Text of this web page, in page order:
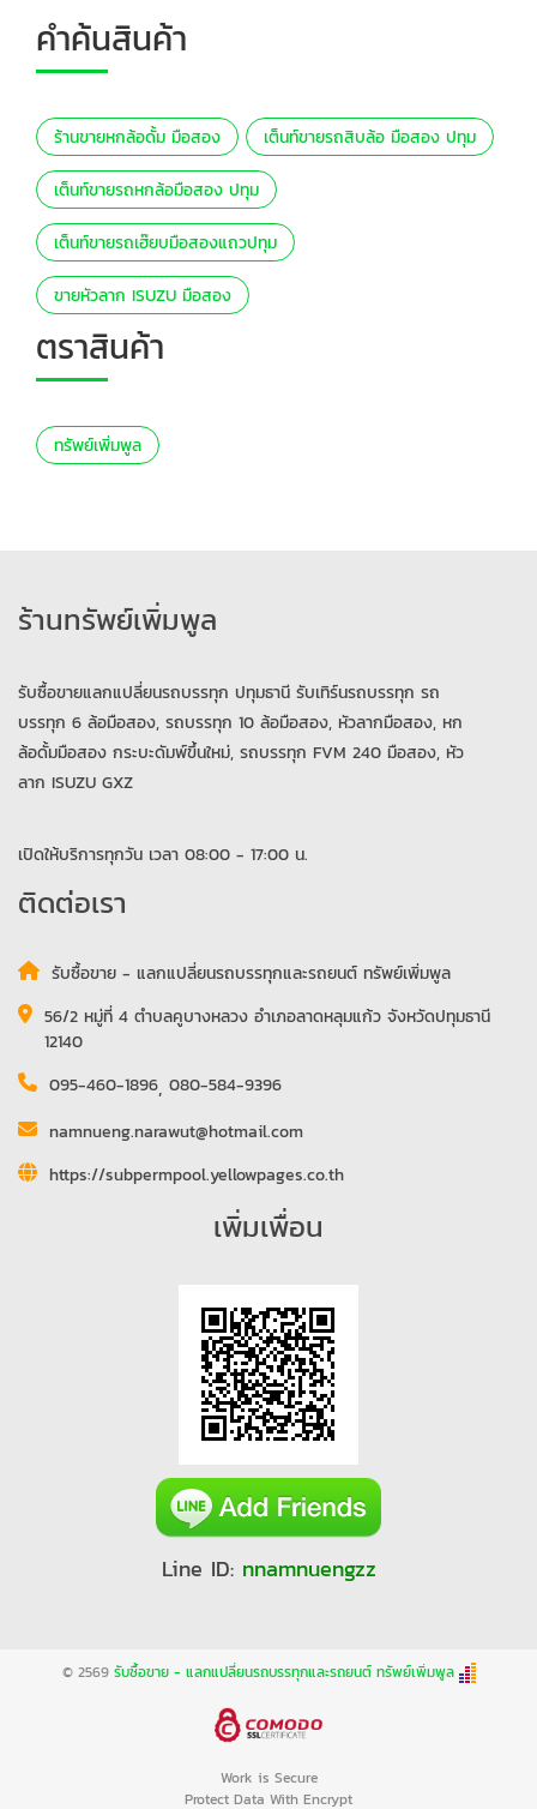
คำค้นสินค้า
ร้านขายหกล้อดั้ม มือสอง เต็นท์ขายรถสิบล้อ มือสอง ปทุม
เต็นท์ขายรถหกล้อมือสอง ปทุม
เต็นท์ขายรถเฮ๊ยบมือสองแถวปทุม
ขายหัวลาก ISUZU มือสอง
ตราสินค้า
ทรัพย์เพิ่มพูล
ร้านทรัพย์เพิ่มพูล
รับซื้อขายแลกแปลี่ยนรถบรรทุก ปทุมธานี รับเทิร์นรถบรรทุก รถ
บรรทุก 6 ล้อมือสอง, รถบรรทุก 10 ล้อมือสอง, หัวลากมือสอง, หก
ล้อดั้มมือสอง กระบะดัมพ์ขึ้นใหม่, รถบรรทุก FVM 240 มือสอง, หัว
ลาก ISUZU GXZ
เปิดให้บริการทุกวัน เวลา 08:00 - 17:00 น.
ติดต่อเรา
รับซื้อขาย - แลกแปลี่ยนรถบรรทุกและรถยนต์ ทรัพย์เพิ่มพูล
56/2 หมู่ที่ 4 ตำบลคูบางหลวง อำเภอลาดหลุมแก้ว จังหวัดปทุมธานี
12140
095-460-1896, 080-584-9396
namnueng.narawut@hotmail.com
https://subpermpool.yellowpages.co.th
เพิ่มเพื่อน
Line ID: nnamnuengzz
© 2569 รับซื้อขาย - แลกแปลี่ยนรถบรรทุกและรถยนต์ ทรัพย์เพิ่มพูล
Work is Secure
Protect Data With Encrypt